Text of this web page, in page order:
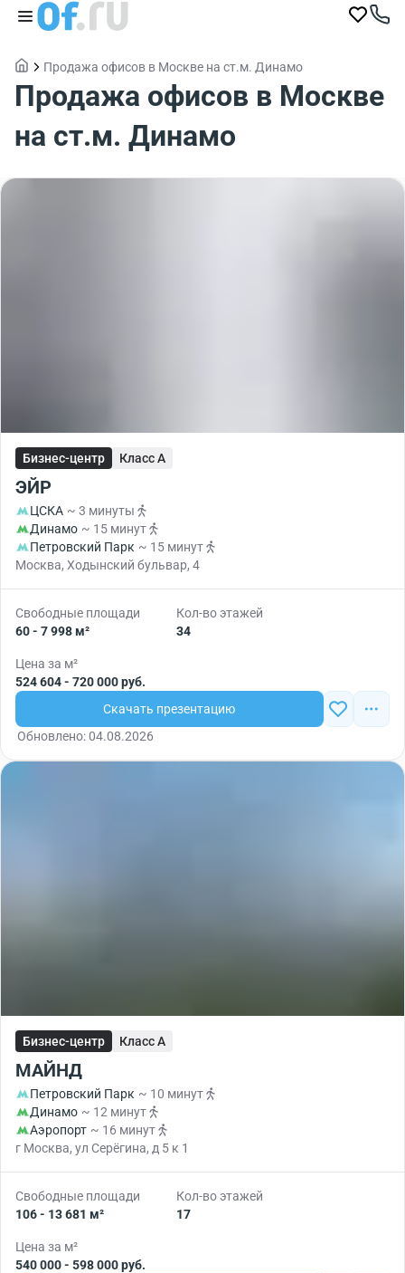
Продажа офисов в Москве на ст.м. Динамо
Продажа офисов в Москве
на ст.м. Динамо
Бизнес-центр Класс A
ЭЙР
ЦСКА ~ 3 минуты
Динамо ~ 15 минут
Петровский Парк ~ 15 минут
Москва, Ходынский бульвар, 4
Свободные площади
60 - 7 998 м²
Кол-во этажей
34
Цена за м²
524 604 - 720 000 руб.
Скачать презентацию
Обновлено: 04.08.2026
Бизнес-центр Класс A
МАЙНД
Петровский Парк ~ 10 минут
Динамо ~ 12 минут
Аэропорт ~ 16 минут
г Москва, ул Серёгина, д 5 к 1
Свободные площади
106 - 13 681 м²
Кол-во этажей
17
Цена за м²
540 000 - 598 000 руб.